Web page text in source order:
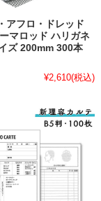
アフロ・ドレッド
マロッド ハリガネ
ズ 200mm 300本
¥2,610(税込)